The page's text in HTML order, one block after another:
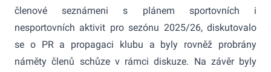
členové seznámeni s plánem sportovních i
nesportovních aktivit pro sezónu 2025/26, diskutovalo
se o PR a propagaci klubu a byly rovněž probrány
náměty členů schůze v rámci diskuze. Na závěr byly